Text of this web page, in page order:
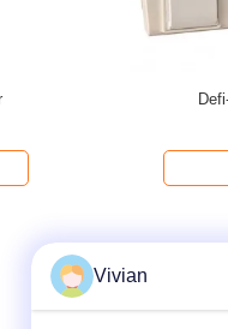
im
Edelstahl
Vivian